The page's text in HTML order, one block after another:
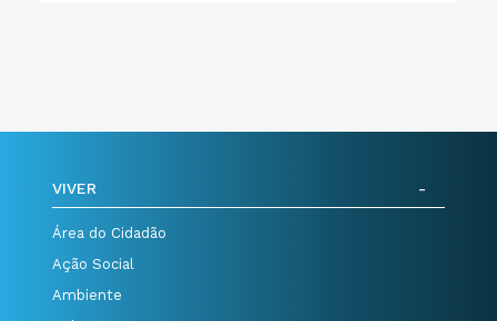
VIVER
Área do Cidadão
Ação Social
Ambiente